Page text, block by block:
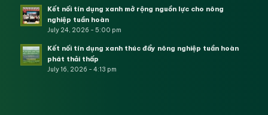
Kết nối tín dụng xanh mở rộng nguồn lực cho nông
nghiệp tuần hoàn
July 24, 2026 - 5:00 pm
Kết nối tín dụng xanh thúc đẩy nông nghiệp tuần hoàn
phát thải thấp
July 16, 2026 - 4:13 pm